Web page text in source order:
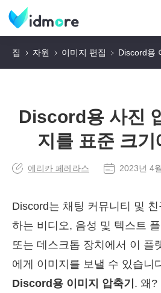
집 자원 이미지 편집 Discord용
Discord용 사진
지를 표준 크기
에리카 페레라스 2023년 4
Discord는 채팅 커뮤니티 및
하는 비디오, 음성 및 텍스트
또는 데스크톱 장치에서 이 플
에게 이미지를 보낼 수 있습니
Discord용 이미지 압축기 . 왜?